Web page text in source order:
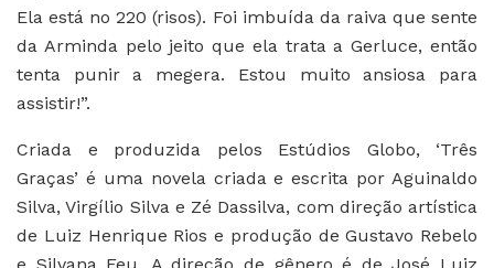
Ela está no 220 (risos). Foi imbuída da raiva que sente
da Arminda pelo jeito que ela trata a Gerluce, então
tenta punir a megera. Estou muito ansiosa para
assistir!”.
Criada e produzida pelos Estúdios Globo, ‘Três
Graças’ é uma novela criada e escrita por Aguinaldo
Silva, Virgílio Silva e Zé Dassilva, com direção artística
de Luiz Henrique Rios e produção de Gustavo Rebelo